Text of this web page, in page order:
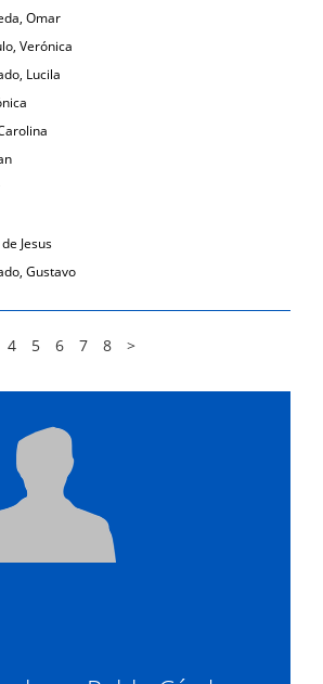
Omar
Verónica
Lucila
Jesus
Gustavo
4 5 6 7 8 >